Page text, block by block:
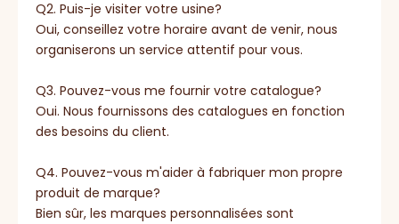
Q2. Puis-je visiter votre usine?
Oui, conseillez votre horaire avant de venir, nous
organiserons un service attentif pour vous.
Q3. Pouvez-vous me fournir votre catalogue?
Oui. Nous fournissons des catalogues en fonction
des besoins du client.
Q4. Pouvez-vous m'aider à fabriquer mon propre
produit de marque?
Bien sûr, les marques personnalisées sont